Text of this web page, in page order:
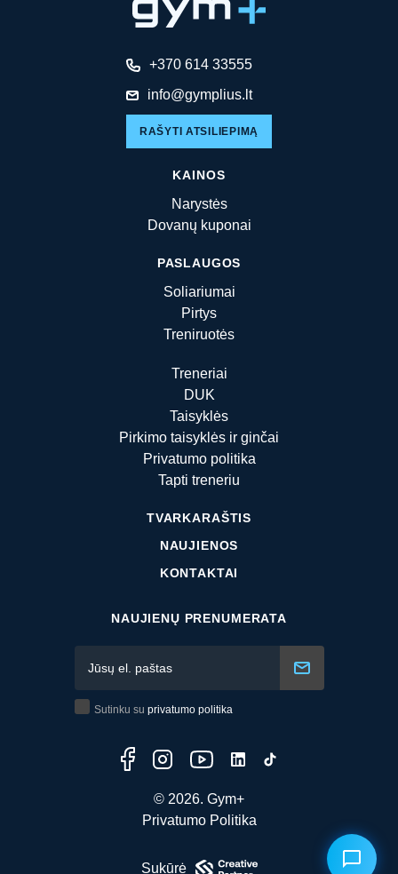
+370 614 33555
info@gymplius.lt
RAŠYTI ATSILIEPIMĄ
KAINOS
Narystės
Dovanų kuponai
PASLAUGOS
Soliariumai
Pirtys
Treniruotės
Treneriai
DUK
Taisyklės
Pirkimo taisyklės ir ginčai
Privatumo politika
Tapti treneriu
TVARKARAŠTIS
NAUJIENOS
KONTAKTAI
NAUJIENŲ PRENUMERATA
Sutinku su privatumo politika
© 2026. Gym+
Privatumo Politika
Sukūrė